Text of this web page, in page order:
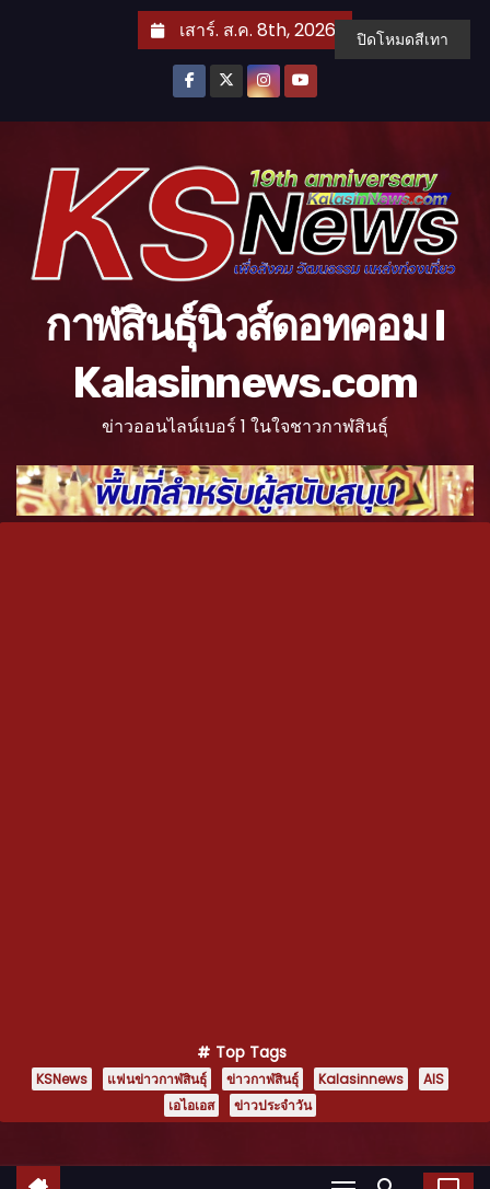
เสาร์. ส.ค. 8th, 2026
กาฬสินธุ์นิวส์ดอทคอม l
Kalasinnews.com
ข่าวออนไลน์เบอร์ 1 ในใจชาวกาฬสินธุ์
Top Tags
KSNews แฟนข่าวกาฬสินธุ์ ข่าวกาฬสินธุ์ Kalasinnews
AIS
เอไอเอส
ข่าวประจำวัน
ปิดโหมดสีเทา